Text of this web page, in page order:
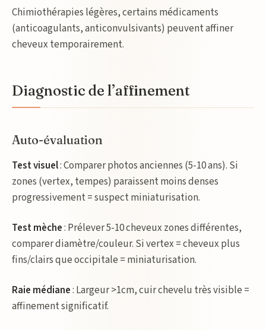
Chimiothérapies légères, certains médicaments
(anticoagulants, anticonvulsivants) peuvent affiner
cheveux temporairement.
Diagnostic de l’affinement
Auto-évaluation
Test visuel: Comparer photos anciennes (5-10 ans). Si
zones (vertex, tempes) paraissent moins denses
progressivement = suspect miniaturisation.
Test mèche: Prélever 5-10 cheveux zones différentes,
comparer diamètre/couleur. Si vertex = cheveux plus
fins/clairs que occipitale = miniaturisation.
Raie médiane: Largeur >1cm, cuir chevelu très visible =
affinement significatif.